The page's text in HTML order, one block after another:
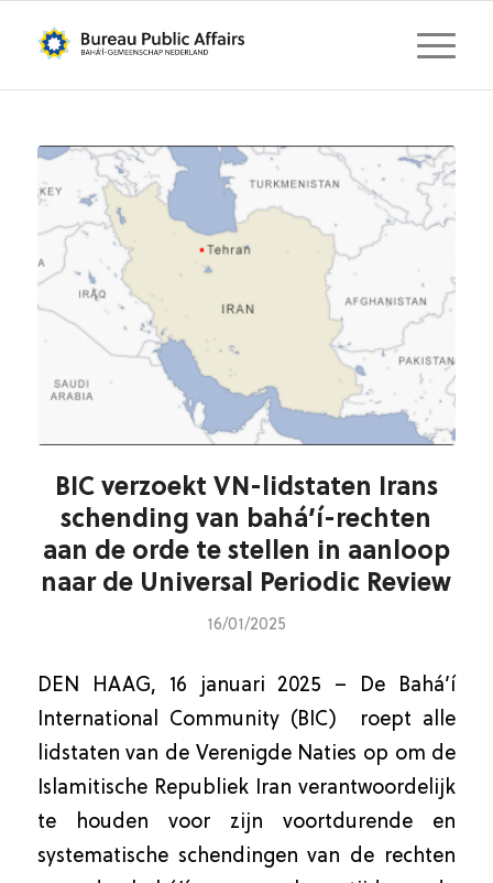
BIC verzoekt VN-lidstaten Irans
schending van bahá’í-rechten
aan de orde te stellen in aanloop
naar de Universal Periodic Review
16/01/2025
DEN HAAG, 16 januari 2025 – De Bahá’í
International Community (BIC) roept alle
lidstaten van de Verenigde Naties op om de
Islamitische Republiek Iran verantwoordelijk
te houden voor zijn voortdurende en
systematische schendingen van de rechten